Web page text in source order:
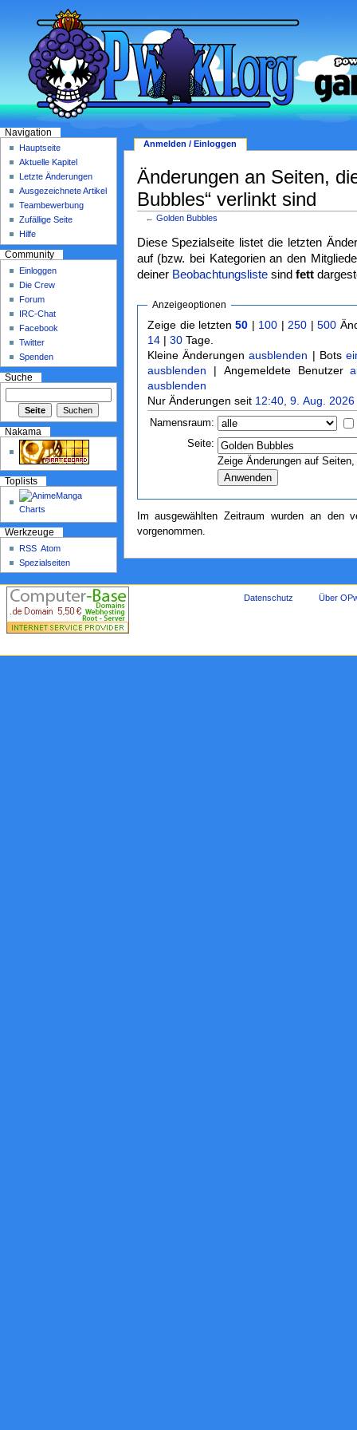
Änderungen an Seiten,
Bubbles“ verlinkt sind
←Golden Bubbles
Diese Spezialseite listet die letzten
auf (bzw. bei Kategorien an den
deiner Beobachtungslistesind fett
Anzeigeoptionen
Zeige die letzten50 | 100 | 250 |500
14 |30 Tage.
Kleine Änderungenausblenden | Bots
ausblenden | Angemeldete Benutzer
ausblenden
Nur Änderungen seit 12:40, 9. Aug. 2026
Namensraum:
Seite:
Zeige Änderungen auf
Im ausgewählten Zeitraum wurden an den
vorgenommen.
Anmelden / Einloggen
Navigation
Hauptseite
Aktuelle Kapitel
Letzte Änderungen
Ausgezeichnete Artikel
Teambewerbung
Zufällige Seite
Hilfe
Community
Einloggen
Die Crew
Forum
IRC-Chat
Facebook
Twitter
Spenden
Suche
Nakama
Toplists
Werkzeuge
RSS Atom
Spezialseiten
Datenschutz Über